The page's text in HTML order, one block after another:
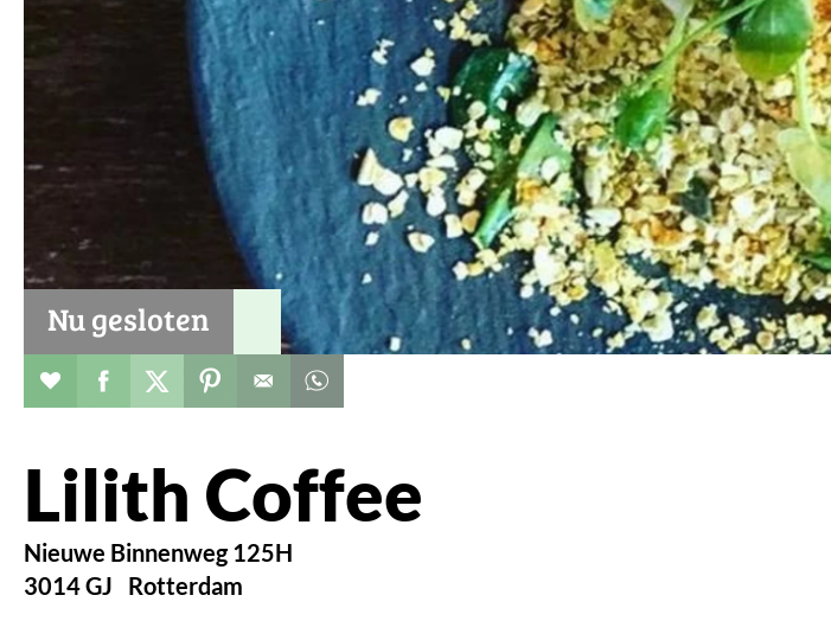
Nu gesloten
Restaurant toevoegen aan favorieten
Deel dit op facebook
Deel dit op twitter
Deel dit op pinterest
Lilith Coffee
Nieuwe Binnenweg 125H
3014 GJ
Rotterdam